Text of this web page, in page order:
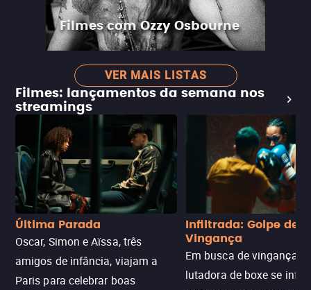
Filmes com Ozzy Osbourne
VER MAIS LISTAS
Filmes: lançamentos da semana nos
streamings
Última Parada
Oscar, Simon e Aïssa, três
amigos de infância, viajam a
Paris para celebrar boas
Infiltrada: Golpe de
Vingança
Em busca de vingança,
lutadora de boxe se